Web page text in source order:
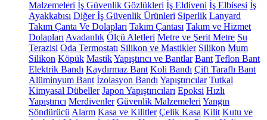
Malzemeleri İş Güvenlik Gözlükleri İş Eldiveni İş Elbisesi İş
Ayakkabısı Diğer İş Güvenlik Ürünleri Siperlik Lanyard
Takım Çanta Ve Dolapları Takım Çantası Takım ve Hizmet
Dolapları Avadanlık Ölçü Aletleri Metre ve Şerit Metre Su
Terazisi Oda Termostatı Silikon ve Mastikler Silikon Mum
Silikon Köpük MastikYapıştırıcı ve Bantlar Bant Teflon Bant
Elektrik Bandı Kaydırmaz Bant Koli Bandı Çift Taraflı Bant
Alüminyum Bant İzolasyon Bandı Yapıştırıcılar Tutkal
Kimyasal Dübeller Japon Yapıştırıcıları Epoksi Hızlı
Yapıştırıcı Merdivenler Güvenlik Malzemeleri Yangın
Söndürücü Alarm Kasa ve Kilitler Çelik Kasa Kilit Kutu ve